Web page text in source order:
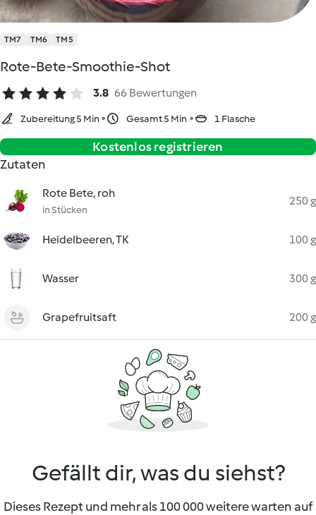
TM7 TM6 TM5
Rote-Bete-Smoothie-Shot
3.8 66 Bewertungen
Zubereitung 5 Min Gesamt 5 Min 1 Flasche
Kostenlos registrieren
Zutaten
Rote Bete, roh
in Stücken
250 g
Heidelbeeren, TK 100 g
Wasser 300 g
Grapefruitsaft 200 g
Gefällt dir, was du siehst?
Dieses Rezept und mehr als 100 000 weitere warten auf